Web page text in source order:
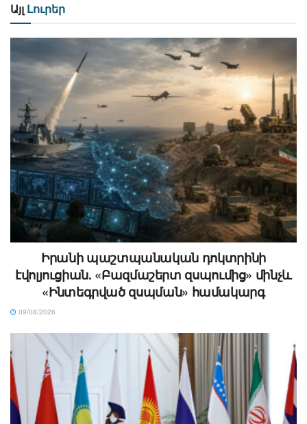
Այլ Լուրեր
Իրանի պաշտպանական դոկտրինի
էվոլյուցիան. «Բազմաշերտ զսպումից» մինչև
«Ինտեգրված զսպման» համակարգ
09/08/2026